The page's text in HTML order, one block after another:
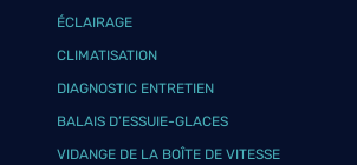
ÉCLAIRAGE
CLIMATISATION
DIAGNOSTIC ENTRETIEN
BALAIS D’ESSUIE-GLACES
VIDANGE DE LA BOÎTE DE VITESSE